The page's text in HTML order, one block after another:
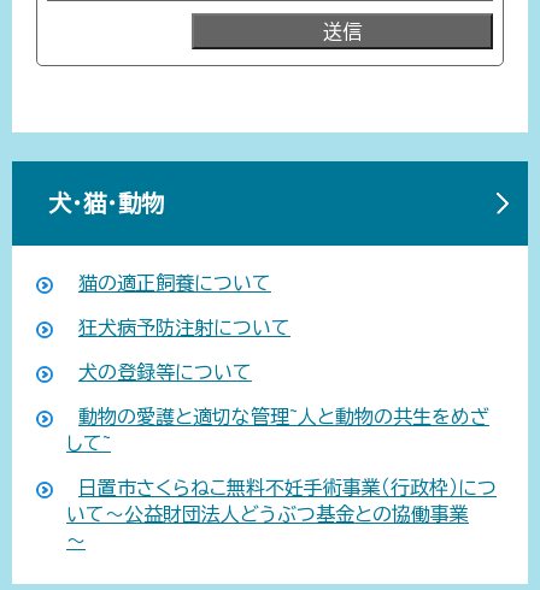
犬・猫・動物
猫の適正飼養について
狂犬病予防注射について
犬の登録等について
動物の愛護と適切な管理~人と動物の共生をめざ
して~
日置市さくらねこ無料不妊手術事業（行政枠）につ
いて～公益財団法人どうぶつ基金との協働事業
～